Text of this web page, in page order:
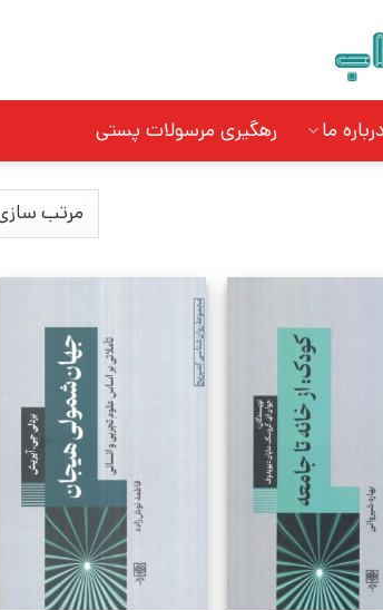
درباره ما رهگیری مرسولات پستی